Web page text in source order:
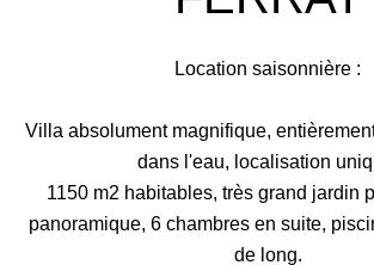
Location saisonnière :
Villa absolument magnifique,
dans l'eau, localisation
1150 m2 habitables, très grand jardin
panoramique, 6 chambres en suite,
de long.